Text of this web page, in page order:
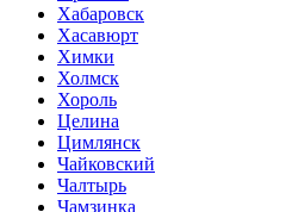
Хабаровск
Хасавюрт
Химки
Холмск
Хороль
Целина
Цимлянск
Чайковский
Чалтырь
Чамзинка